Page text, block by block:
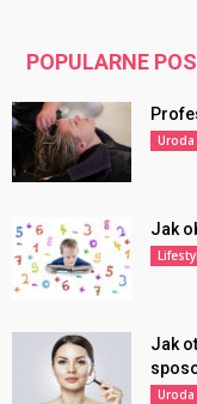
POPULARNE
Uroda
Jak
Jak
Uroda